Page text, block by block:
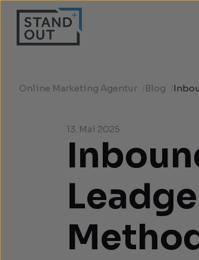
Online Marketing Agentur Blog
13. Mai 2025